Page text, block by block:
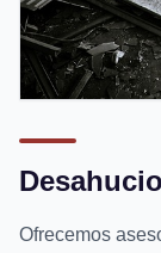
Ofrecemos